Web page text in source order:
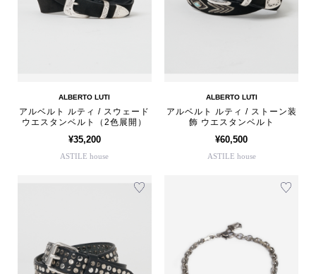
ALBERTO LUTI
アルベルト ルティ / スウェード
ウエスタンベルト（2色展開）
¥35,200
ASTILE house
ALBERTO LUTI
アルベルト ルティ / ストーン装
飾 ウエスタンベルト
¥60,500
ASTILE house